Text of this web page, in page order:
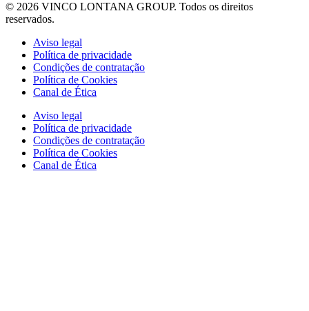
© 2026 VINCO LONTANA GROUP. Todos os direitos
reservados.
Aviso legal
Política de privacidade
Condições de contratação
Política de Cookies
Canal de Ética
Aviso legal
Política de privacidade
Condições de contratação
Política de Cookies
Canal de Ética